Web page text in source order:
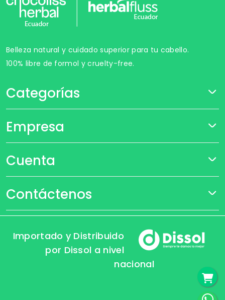
Belleza natural y cuidado superior para tu cabello.
100% libre de formol y cruelty-free.
Categorías
Empresa
Cuenta
Contáctenos
Importado y Distribuido
por Dissol a nivel
nacional